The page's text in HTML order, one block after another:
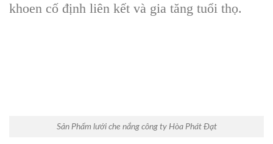
khoen cố định liên kết và gia tăng tuổi thọ.
Sản Phẩm lưới che nắng công ty Hòa Phát Đạt